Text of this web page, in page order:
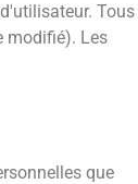
Tous
modifié). Les
que